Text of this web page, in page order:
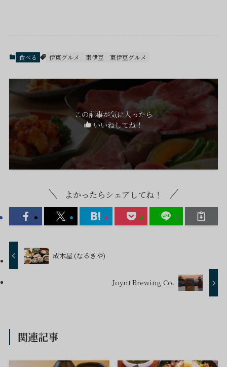
食べる 伊東グルメ 東伊豆 東伊豆グルメ
この記事が気に入ったら
いいねしてね！
よかったらシェアしてね！
成木屋 (なるきや)
Joynt Brewing Co.
関連記事